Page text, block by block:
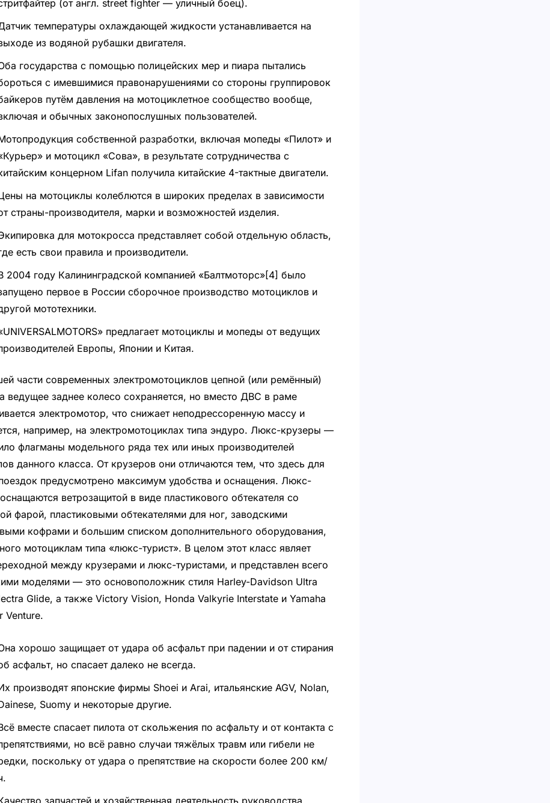
(от англ. street fighter — уличный боец).
температуры охлаждающей жидкости устанавливается на
из водяной рубашки двигателя.
государства с помощью полицейских мер и пиара пытались
с имевшимися правонарушениями со стороны группировок
путём давления на мотоциклетное сообщество вообще,
и обычных законопослушных пользователей.
собственной разработки, включая мопеды «Пилот» и
и мотоцикл «Сова», в результате сотрудничества с
концерном Lifan получила китайские 4-тактные двигатели.
на мотоциклы колеблются в широких пределах в зависимости
страны-производителя, марки и возможностей изделия.
для мотокросса представляет собой отдельную область,
есть свои правила и производители.
2004 году Калининградской компанией «Балтмоторс»[4] было
первое в России сборочное производство мотоциклов и
мототехники.
предлагает мотоциклы и мопеды от ведущих
Европы, Японии и Китая.
части современных электромотоциклов цепной (или ремённый)
ведущее заднее колесо сохраняется, но вместо ДВС в раме
электромотор, что снижает неподрессоренную массу и
например, на электромотоциклах типа эндуро. Люкс-крузеры —
флагманы модельного ряда тех или иных производителей
данного класса. От крузеров они отличаются тем, что здесь для
предусмотрено максимум удобства и оснащения. Люкс-
ветрозащитой в виде пластикового обтекателя со
фарой, пластиковыми обтекателями для ног, заводскими
кофрами и большим списком дополнительного оборудования,
мотоциклам типа «люкс-турист». В целом этот класс являет
между крузерами и люкс-туристами, и представлен всего
моделями — это основоположник стиля Harley-Davidson Ultra
Glide, а также Victory Vision, Honda Valkyrie Interstate и Yamaha
Venture.
хорошо защищает от удара об асфальт при падении и от стирания
асфальт, но спасает далеко не всегда.
производят японские фирмы Shoei и Arai, итальянские AGV, Nolan,
Suomy и некоторые другие.
вместе спасает пилота от скольжения по асфальту и от контакта с
но всё равно случаи тяжёлых травм или гибели не
поскольку от удара о препятствие на скорости более 200 км/
запчастей и хозяйственная деятельность руководства